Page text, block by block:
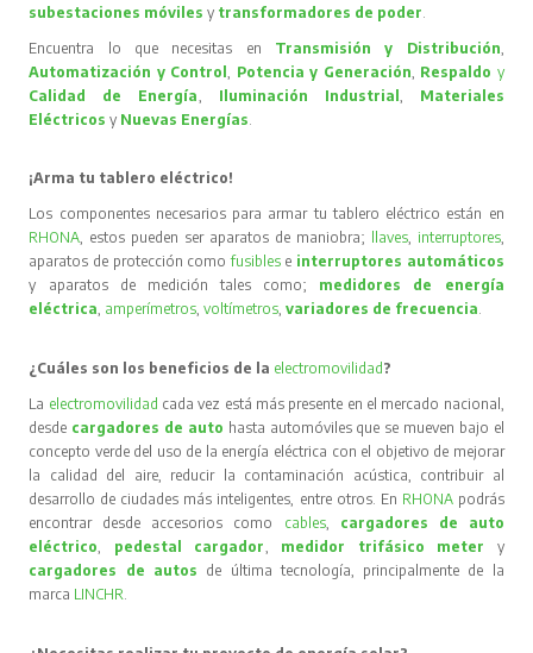
subestaciones móvilesy transformadores de poder.
Encuentra lo que necesitas en Transmisión y Distribución,
Automatización y Control, Potencia y Generación, Respaldo y
Calidad de Energía, Iluminación Industrial , Materiales
Eléctricos y Nuevas Energías.
¡Arma tu tablero eléctrico!
Los componentes necesarios para armar tu tablero eléctrico están en
RHONA, estos pueden ser aparatos de maniobra; llaves, interruptores,
aparatos de protección comofusibles e interruptores automáticos
y aparatos de medición tales como; medidores de energía
eléctrica, amperímetros,voltímetros,variadores de frecuencia.
¿Cuáles son los beneficios de la electromovilidad ?
La electromovilidad cada vez está más presente en el mercado nacional,
desde cargadores de auto hasta automóviles que se mueven bajo el
concepto verde del uso de la energía eléctrica con el objetivo de mejorar
la calidad del aire, reducir la contaminación acústica, contribuir al
desarrollo de ciudades más inteligentes, entre otros. En RHONA podrás
encontrar desde accesorios como cables, cargadores de auto
eléctrico, pedestal cargador, medidor trifásico meter
y
cargadores de autos de última tecnología, principalmente de la
marca LINCHR.